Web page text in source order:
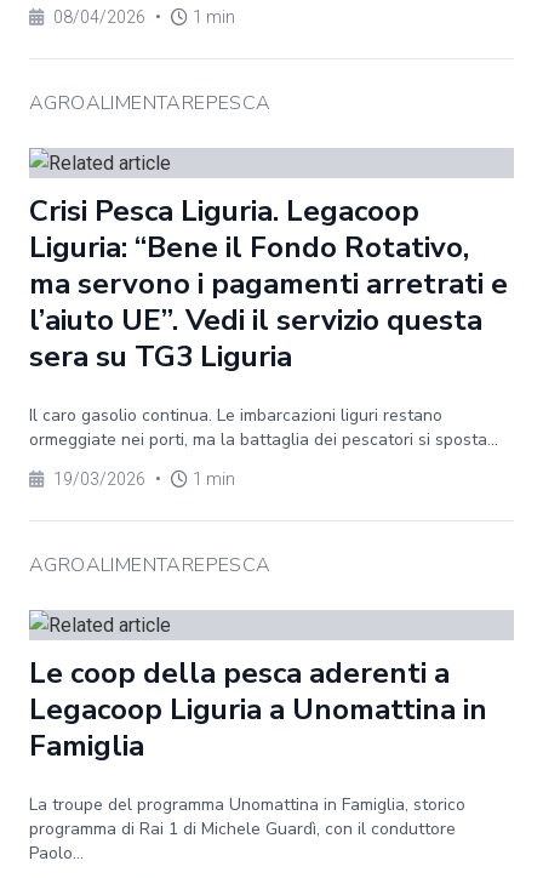
08/04/2026 • 1 min
AGROALIMENTAREPESCA
Crisi Pesca Liguria. Legacoop
Liguria: “Bene il Fondo Rotativo,
ma servono i pagamenti arretrati e
l’aiuto UE”. Vedi il servizio questa
sera su TG3 Liguria
Il caro gasolio continua. Le imbarcazioni liguri restano
ormeggiate nei porti, ma la battaglia dei pescatori si sposta...
19/03/2026 • 1 min
AGROALIMENTAREPESCA
Le coop della pesca aderenti a
Legacoop Liguria a Unomattina in
Famiglia
La troupe del programma Unomattina in Famiglia, storico
programma di Rai 1 di Michele Guardì, con il conduttore
Paolo...